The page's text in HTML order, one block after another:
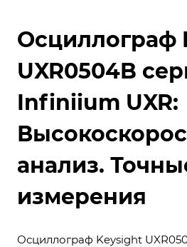
Осциллограф
UXR0504B
Infiniium UXR:
анализ.
измерения
Осциллограф Keysight